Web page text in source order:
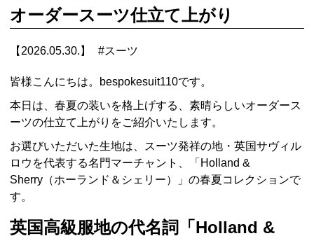
オーダースーツ仕立て上がり
【2026.05.30.】 #スーツ
皆様こんにちは。bespokesuit110です。
本日は、春夏の装いを格上げする、素晴らしいオーダース
ーツの仕立て上がりをご紹介いたします。
お選びいただいた生地は、スーツ発祥の地・英国サヴィル
ロウを代表する名門マーチャント、「Holland &
Sherry（ホーランド＆シェリー）」の春夏コレクションで
す。
英国高級服地の代名詞「Holland &